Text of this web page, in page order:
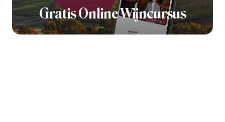
Gratis Online Wijncursus